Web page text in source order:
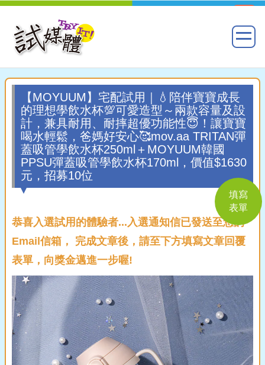
【MOYUUM】宅配試用｜💧陪伴寶寶成長
的理想學飲水杯💯可愛造型～兩款容量及設
計，兼具耐用、耐摔超優功能性😇！讓寶寶
喝水輕鬆，爸媽好安心🥰mov.aa TRITAN彈
蓋吸管學飲水杯250ml＋MOYUUM韓國
PPSU彈蓋吸管學飲水杯170ml，價值$1630
元，招募10位
恭喜入選試用的體驗者...入選通知信已發送至您的
Email信箱， 完成文章後，請至下方填寫文章回覆
表單，向獎金邁進一步喔!
填寫
表單